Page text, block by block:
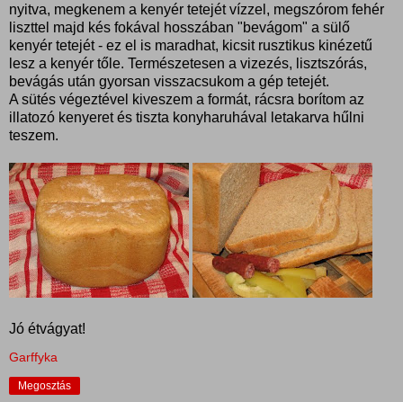
nyitva, megkenem a kenyér tetejét vízzel, megszórom fehér
liszttel majd kés fokával hosszában "bevágom" a sülő
kenyér tetejét - ez el is maradhat, kicsit rusztikus kinézetű
lesz a kenyér tőle. Természetesen a vizezés, lisztszórás,
bevágás után gyorsan visszacsukom a gép tetejét.
A sütés végeztével kiveszem a formát, rácsra borítom az
illatozó kenyeret és tiszta konyharuhával letakarva hűlni
teszem.
Jó étvágyat!
Garffyka
Megosztás